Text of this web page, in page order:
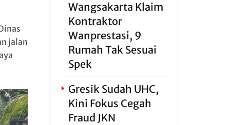
jalan
Wangsakarta Klaim
Kontraktor
Wanprestasi, 9
Rumah Tak Sesuai
Spek
Gresik Sudah UHC,
Kini Fokus Cegah
Fraud JKN